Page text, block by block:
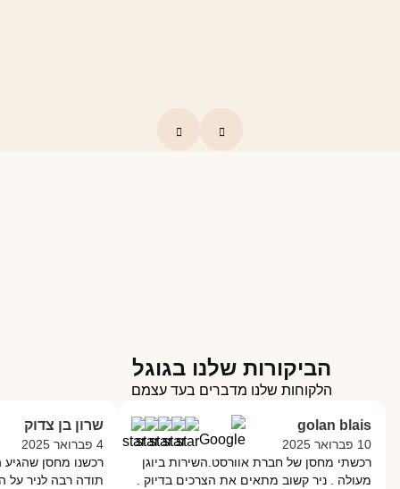
הביקורות שלנו בגוגל
הלקוחות שלנו מדברים בעד עצמם
golan blais
10 פברואר 2025
רכשתי מחסן של חברת אוורסט.השירות ביוגן
מעולה . ניר קשוב מתאים את הצרכים בדיוק .
שרון בן צדוק
4 פברואר 2025
רכשנו מחסן שהגיע
תודה רבה לניר על